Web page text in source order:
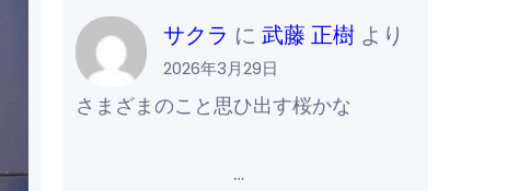
サクラ に 武藤 正樹より
2026年3月29日
さまざまのこと思ひ出す桜かな
…